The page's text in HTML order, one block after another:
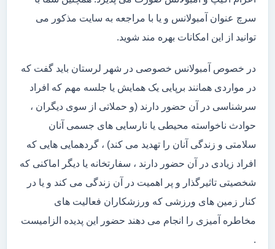
سرچ عنوان آمبولانس و یا با مراجعه به سایت مذکور می
توانید از این امکانات بهره مند شوید.
در خصوص آمبولانس خصوصی در شهر لرستان باید گفت که
در مواردی همانند برپایی یک همایش یا جلسه مهم که افراد
سرشناسی در آن حضور دارند (و حملاتی از سوی دیگران ،
حوادث ناخواسته محیطی یا نارسایی های جسمی آنان
سلامتی و زندگی آنان را تهدید می کند) ، گردهمایی هایی که
افراد زیادی در آن حضور دارند ، سفارتخانه یا دیگر اماکنی که
شخصیتی تاثیرگذار و پر اهمیت در آن زندگی می کند و یا در
کنار زمین های ورزشی که ورزشکاران فعالیت های
مخاطره آمیزی را انجام می دهند حضور این پدیده الزامیست
.